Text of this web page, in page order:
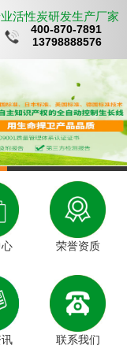
活性炭研发生产厂家
400-870-7891
13798888576
荣誉资质
联系我们